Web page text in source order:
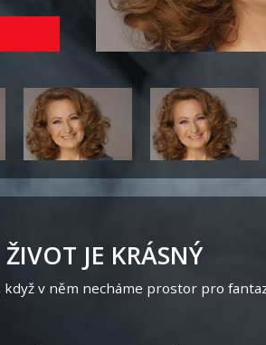
JE KRÁSNÝ
v něm necháme prostor pro